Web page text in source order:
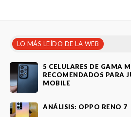
LO MÁS LEÍDO DE LA WEB
5 CELULARES DE GAMA
RECOMENDADOS PARA
MOBILE
ANÁLISIS: OPPO RENO 7